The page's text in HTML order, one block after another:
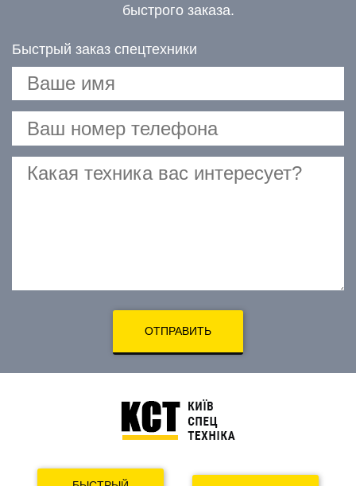
быстрого заказа.
Быстрый заказ спецтехники
ОТПРАВИТЬ